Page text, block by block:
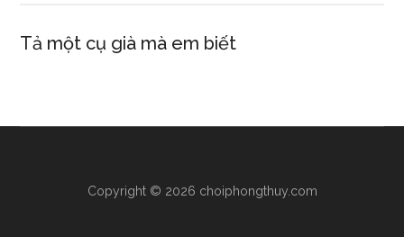
Tả một cụ già mà em biết
Copyright © 2026 choiphongthuy.com